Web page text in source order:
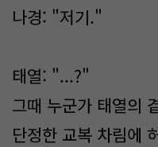
나경: "저기."
태열: "...?"
그때 누군가 태열의
단정한 교복 차림에